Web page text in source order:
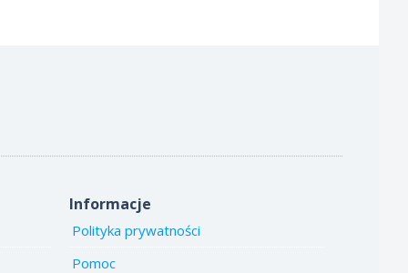
Informacje
Polityka prywatności
Pomoc